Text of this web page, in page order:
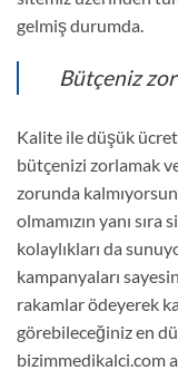
gelmiş durumda.
Bütçeniz
Kalite ile düşük
bütçenizi zorlamak
zorunda
olmamızın yanı
kolaylıkları da
kampanyaları
rakamlar ödeyerek
görebileceğiniz en
bizimmedikalci.com